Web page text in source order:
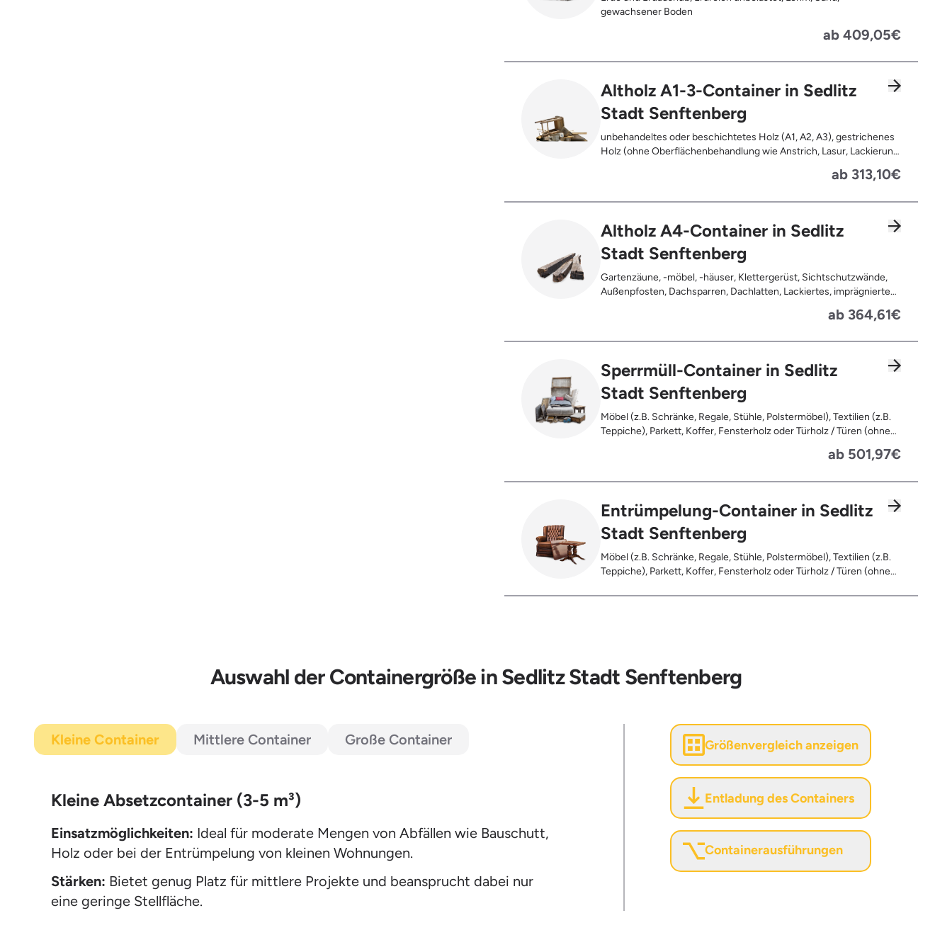
gewachsener Boden
ab 409,05€
Altholz A1-3-Container in Sedlitz
Stadt Senftenberg
unbehandeltes oder beschichtetes Holz (A1, A2, A3), gestrichenes
Holz (ohne Oberflächenbehandlung wie Anstrich, Lasur, Lackierung
Möbel und Türen, Geleimtes Holz oder Furnierholz, Unbehandeltes
ab 313,10€
Altholz A4-Container in Sedlitz
Stadt Senftenberg
Gartenzäune, -möbel, -häuser, Klettergerüst, Sichtschutzwände,
Außenpfosten, Dachsparren, Dachlatten, Lackiertes, imprägniertes
verbranntes Holz, Fensterrahmen, Außentüren, Balkongeländer,
ab 364,61€
Sperrmüll-Container in Sedlitz
Stadt Senftenberg
Möbel (z.B. Schränke, Regale, Stühle, Polstermöbel), Textilien (z.B.
Teppiche), Parkett, Koffer, Fensterholz oder Türholz / Türen (ohne
ab 501,97€
Entrümpelung-Container in Sedlitz
Stadt Senftenberg
Möbel (z.B. Schränke, Regale, Stühle, Polstermöbel), Textilien (z.B.
Teppiche), Parkett, Koffer, Fensterholz oder Türholz / Türen (ohne
Restentleerte Gebinde wie Dosen, Fässer, Eimer, Sonstiger
Auswahl der Containergröße in Sedlitz Stadt Senftenberg
Kleine Container Mittlere Container Große Container
Kleine Absetzcontainer (3-5 m³)
Einsatzmöglichkeiten: Ideal für moderate Mengen von Abfällen wie Bauschutt,
Holz oder bei der Entrümpelung von kleinen Wohnungen.
Stärken: Bietet genug Platz für mittlere Projekte und beansprucht dabei nur
eine geringe Stellfläche.
Größenvergleich anzeigen
Entladung des Containers
Containerausführungen